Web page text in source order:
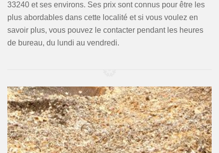
33240 et ses environs. Ses prix sont connus pour être les
plus abordables dans cette localité et si vous voulez en
savoir plus, vous pouvez le contacter pendant les heures
de bureau, du lundi au vendredi.